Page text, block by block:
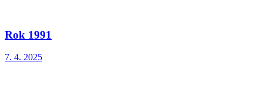
Rok 1991
7. 4. 2025